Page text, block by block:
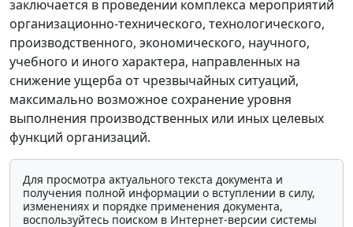
заключается в проведении комплекса мероприятий
организационно-технического, технологического,
производственного, экономического, научного,
учебного и иного характера, направленных на
снижение ущерба от чрезвычайных ситуаций,
максимально возможное сохранение уровня
выполнения производственных или иных целевых
функций организаций.
Для просмотра актуального текста документа и
получения полной информации о вступлении в силу,
изменениях и порядке применения документа,
воспользуйтесь поиском в Интернет-версии системы